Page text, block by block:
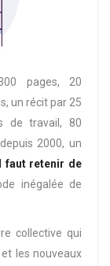
pages, 20
un récit par 25
de travail, 80
2000, un
faut retenir de
inégalée de
collective qui
les nouveaux